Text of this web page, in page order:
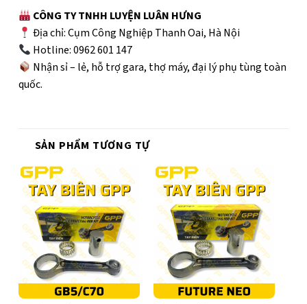
CÔNG TY TNHH LUYỆN LUÂN HƯNG
Địa chỉ: Cụm Công Nghiệp Thanh Oai, Hà Nội
Hotline: 0962 601 147
Nhận sỉ – lẻ, hỗ trợ gara, thợ máy, đại lý phụ tùng toàn
quốc.
SẢN PHẨM TƯƠNG TỰ